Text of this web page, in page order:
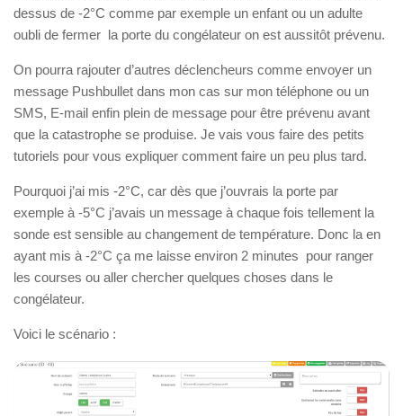
dessus de -2°C comme par exemple un enfant ou un adulte
oubli de fermer la porte du congélateur on est aussitôt prévenu.
On pourra rajouter d’autres déclencheurs comme envoyer un
message Pushbullet dans mon cas sur mon téléphone ou un
SMS, E-mail enfin plein de message pour être prévenu avant
que la catastrophe se produise. Je vais vous faire des petits
tutoriels pour vous expliquer comment faire un peu plus tard.
Pourquoi j’ai mis -2°C, car dès que j’ouvrais la porte par
exemple à -5°C j’avais un message à chaque fois tellement la
sonde est sensible au changement de température. Donc la en
ayant mis à -2°C ça me laisse environ 2 minutes pour ranger
les courses ou aller chercher quelques choses dans le
congélateur.
Voici le scénario :